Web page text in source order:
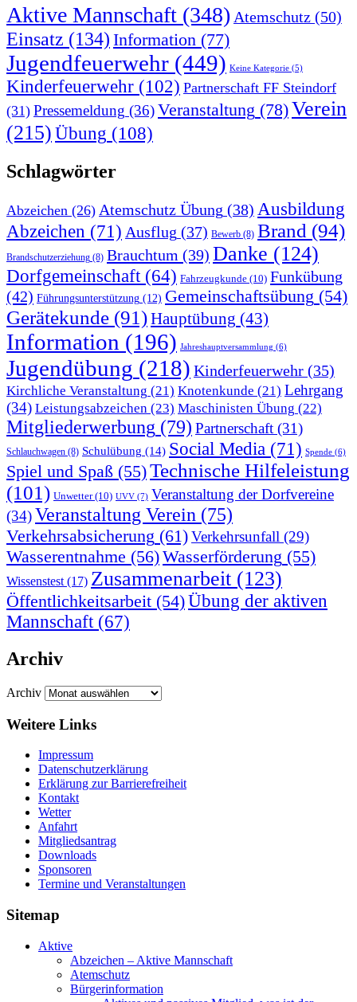
Aktive Mannschaft (348) Atemschutz (50)
Einsatz (134) Information (77)
Jugendfeuerwehr (449) Keine Kategorie (5)
Kinderfeuerwehr (102) Partnerschaft FF Steindorf
(31) Pressemeldung (36)Veranstaltung (78)Verein
(215)Übung (108)
Schlagwörter
Abzeichen (26) Atemschutz Übung (38) Ausbildung
Abzeichen (71) Ausflug (37) Bewerb (8) Brand (94)
Brandschutzerziehung (8) Brauchtum (39) Danke (124)
Dorfgemeinschaft(64) Fahrzeugkunde (10) Funkübung
(42) Führungsunterstützung (12) Gemeinschaftsübung (54)
Gerätekunde (91)Hauptübung (43)
Information (196) Jahreshauptversammlung (6)
Jugendübung (218) Kinderfeuerwehr (35)
Kirchliche Veranstaltung (21) Knotenkunde (21) Lehrgang
(34) Leistungsabzeichen (23) Maschinisten Übung (22)
Mitgliederwerbung (79) Partnerschaft (31)
Schlauchwagen (8) Schulübung (14) Social Media (71) Spende (6)
Spiel und Spaß (55)Technische Hilfeleistung
(101) Unwetter(10) UVV (7) Veranstaltung der Dorfvereine
(34)Veranstaltung Verein (75)
Verkehrsabsicherung (61)Verkehrsunfall (29)
Wasserentnahme (56)Wasserförderung (55)
Wissenstest (17) Zusammenarbeit (123)
Öffentlichkeitsarbeit (54)Übung der aktiven
Mannschaft(67)
Archiv
Archiv
Weitere Links
Impressum
Datenschutzerklärung
Erklärung zur Barriere­frei­heit
Kontakt
Wetter
Anfahrt
Mitgliedsantrag
Downloads
Sponsoren
Termine und Veranstaltungen
Sitemap
Aktive
Abzeichen – Aktive Mannschaft
Atemschutz
Bürgerinformation